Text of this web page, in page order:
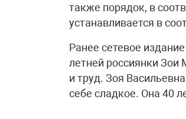
также порядок, в
устанавливается в
Ранее сетевое
летней россиянки Зои
и труд. Зоя
себе сладкое. Она 40